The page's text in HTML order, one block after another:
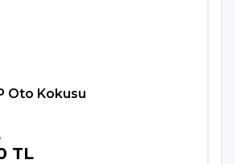
Oto Kokusu
TL